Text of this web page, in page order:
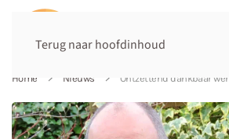
Terug naar hoofdinhoud
Home Nieuws Ontzettend dankbaar